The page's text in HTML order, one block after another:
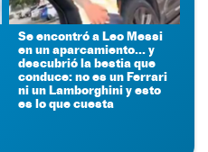
Se encontró a Leo Messi
en un aparcamiento... y
descubrió la bestia que
conduce: no es un Ferrari
ni un Lamborghini y esto
es lo que cuesta